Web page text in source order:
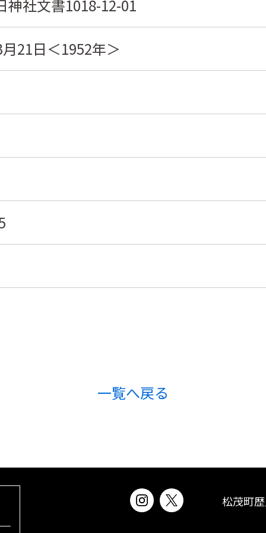
神社文書1018-12-01
21日＜1952年＞
一覧へ戻る
松茂町